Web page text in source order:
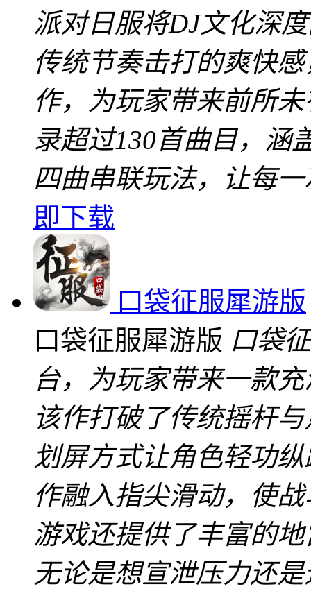
派对日服将DJ文化深
传统节奏击打的爽快
作，为玩家带来前所
录超过130首曲目，涵
四曲串联玩法，让每
即下载
口袋征服犀游版
口袋征服犀游版 口袋
台，为玩家带来一款
该作打破了传统摇杆
划屏方式让角色轻功
作融入指尖滑动，使
游戏还提供了丰富的
无论是想宣泄压力还